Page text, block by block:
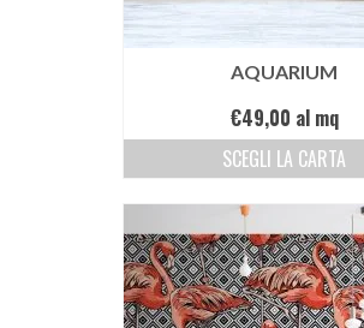
AQUARIUM
€49,00 al mq
SCEGLI LA CARTA